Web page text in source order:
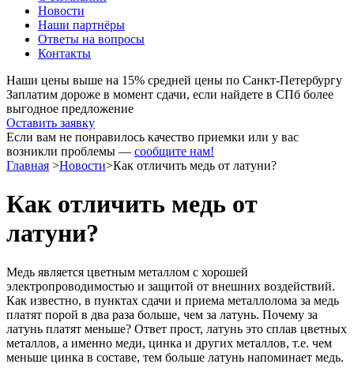
Новости
Наши партнёры
Ответы на вопросы
Контакты
Наши цены выше на 15% средней цены по Санкт-Петербургу
Заплатим дороже в момент сдачи, если найдете в СПб более
выгодное предложение
Оставить заявку
Если вам не понравилось качество приемки или у вас
возникли проблемы — сообщите нам!
Главная >Новости>Как отличить медь от латуни?
Как отличить медь от
латуни?
Медь является цветным металлом с хорошей
электропроводимостью и защитой от внешних воздействий.
Как известно, в пунктах сдачи и приема металлолома за медь
платят порой в два раза больше, чем за латунь. Почему за
латунь платят меньше? Ответ прост, латунь это сплав цветных
металлов, а именно меди, цинка и других металлов, т.е. чем
меньше цинка в составе, тем больше латунь напоминает медь.